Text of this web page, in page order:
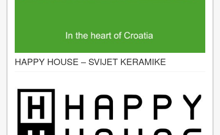
HAPPY HOUSE – SVIJET KERAMIKE